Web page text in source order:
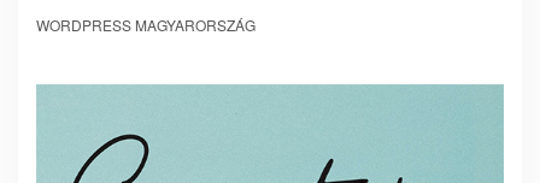
WORDPRESS MAGYARORSZÁG